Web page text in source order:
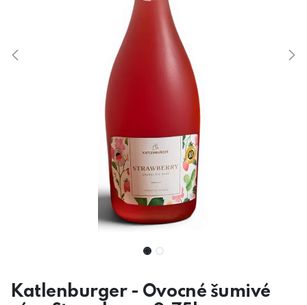
Katlenburger - Ovocné šumivé